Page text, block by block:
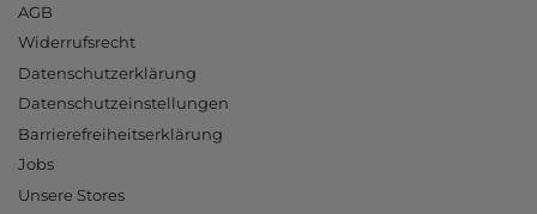
AGB
Widerrufsrecht
Datenschutzerklärung
Datenschutzeinstellungen
Barrierefreiheitserklärung
Jobs
Unsere Stores